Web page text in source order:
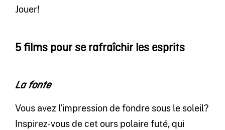
Jouer!
5 films pour se rafraîchir les esprits
La fonte
Vous avez l’impression de fondre sous le soleil?
Inspirez-vous de cet ours polaire futé, qui